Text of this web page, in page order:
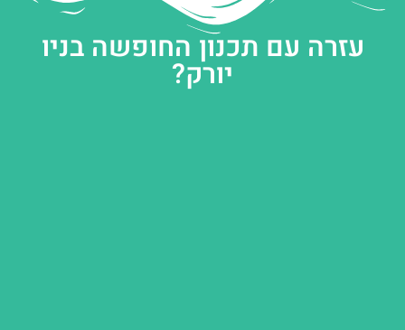
עזרה עם תכנון החופשה בניו
יורק?